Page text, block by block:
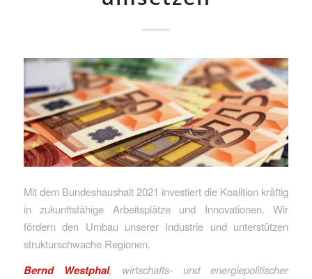
Mit dem Bundeshaushalt 2021 investiert die Koalition kräftig
in zukunftsfähige Arbeitsplätze und Innovationen. Wir
fördern den Umbau unserer Industrie und unterstützen
strukturschwache Regionen.
Bernd Westphal, wirtschafts- und energiepolitischer